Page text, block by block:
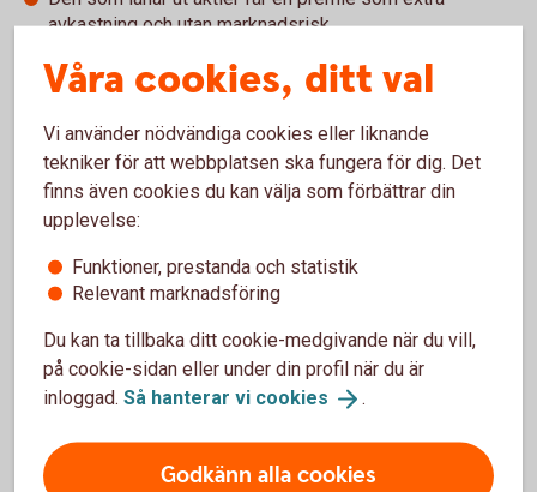
avkastning och utan marknadsrisk.
att äga aktier.
Banken svarar för skyldigheter och krav hos respektive
part.
Nackdelar
Risken för den som säljer lånade aktier att börskurserna
trots allt går upp.
Ett aktielån innebär att aktieägaren/långivaren lånar
Våra cookies, ditt val
Vi använder nödvändiga cookies eller liknande
tekniker för att webbplatsen ska fungera för dig. Det
finns även cookies du kan välja som förbättrar din
upplevelse:
Funktioner, prestanda och statistik
Relevant marknadsföring
Du kan ta tillbaka ditt cookie-medgivande när du vill,
på cookie-sidan eller under din profil när du är
inloggad. Så hanterar vi cookies .
Godkänn alla cookies